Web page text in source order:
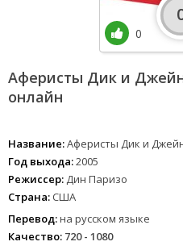
Аферисты Дик и
онлайн
Название:Аферисты Дик и
Год выхода:2005
Режиссер: Дин Паризо
Страна: США
Перевод:на русском языке
Качество: 720 - 1080
0